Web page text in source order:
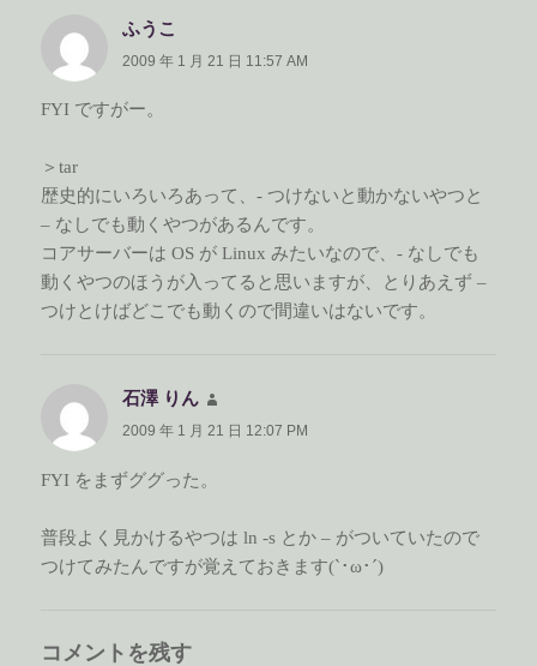
ふうこ
り:
2009 年 1 月 21 日 11:57 AM
FYI ですがー。
＞tar
歴史的にいろいろあって、- つけないと動かないやつと
– なしでも動くやつがあるんです。
コアサーバーは OS が Linux みたいなので、- なしでも
動くやつのほうが入ってると思いますが、とりあえず –
つけとけばどこでも動くので間違いはないです。
石澤 りん
り:
2009 年 1 月 21 日 12:07 PM
FYI をまずググった。
普段よく見かけるやつは ln -s とか – がついていたので
つけてみたんですが覚えておきます(`･ω･´)
コメントを残す